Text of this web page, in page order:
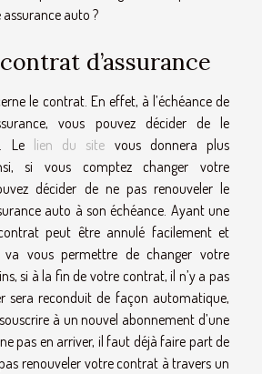
auto ?
d’assurance
le contrat. En effet, à l’échéance de
vous pouvez décider de le
Le
lien du site vous donnera plus
si vous comptez changer votre
décider de ne pas renouveler le
auto à son échéance. Ayant une
peut être annulé facilement et
va vous permettre de changer votre
si à la fin de votre contrat, il n’y a pas
sera reconduit de façon automatique,
à un nouvel abonnement d’une
pas en arriver, il faut déjà faire part de
renouveler votre contrat à travers un